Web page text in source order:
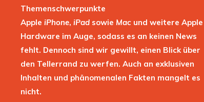
Themenschwerpunkte
Apple iPhone, iPad sowie Mac und weitere Apple
Hardware im Auge, sodass es an keinen News
fehlt. Dennoch sind wir gewillt, einen Blick über
den Tellerrand zu werfen. Auch an exklusiven
Inhalten und phänomenalen Fakten mangelt es
nicht.